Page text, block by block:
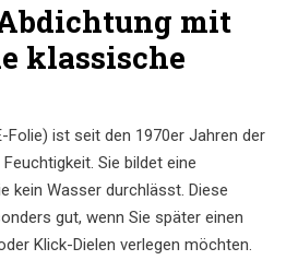
mit
klassische
Folie) ist seit den 1970er Jahren der
Sie bildet eine
kein Wasser durchlässt. Diese
gut, wenn Sie später einen
Klick-Dielen verlegen möchten.